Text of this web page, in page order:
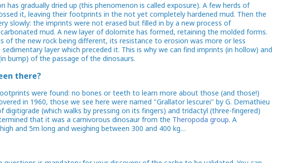
has gradually dried up (this phenomenon is called exposure). A few herds of
it, leaving their footprints in the not yet completely hardened mud. Then the
slowly: the imprints were not erased but filled in by a new process of
mud. A new layer of dolomite has formed, retaining the molded forms.
of the new rock being different, its resistance to erosion was more or less
layer which preceded it. This is why we can find imprints (in hollow) and
bump) of the passage of the dinosaurs.
there?
were found: no bones or teeth to learn more about those (and those!)
in 1960, those we see here were named "Grallator lescurei" by G. Demathieu
digitigrade (which walks by pressing on its fingers) and tridactyl (three-fingered)
that it was a carnivorous dinosaur from the Theropoda group. A
and 5m long and weighing between 300 and 400 kg…